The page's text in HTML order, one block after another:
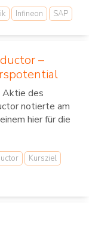
Infineon SAP
–
Aktie des
notierte am
hier für die
Kursziel